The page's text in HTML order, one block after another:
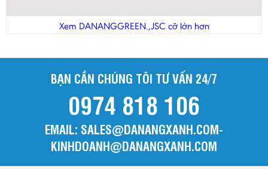
Tuyên Quang
Xem DANANGGREEN.,JSC cỡ lớn hơn
BẠN CẦN CHÚNG TÔI TƯ VẤN 24/7
0974 818 106
EMAIL: SALES@DANANGXANH.COM-
KINHDOANH@DANANGXANH.COM